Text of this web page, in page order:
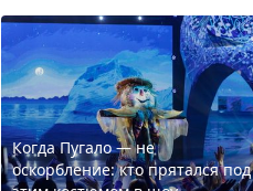
Когда Пугало — не
оскорбление: кто прятался под